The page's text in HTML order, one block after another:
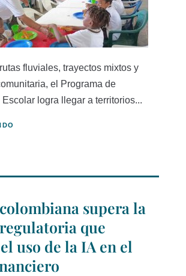
fluviales, trayectos mixtos y
el Programa de
logra llegar a territorios...
supera la
que
uso de la IA en el